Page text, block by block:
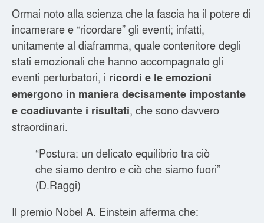
Ormai noto alla scienza che la fascia ha il potere di
incamerare e “ricordare” gli eventi; infatti,
unitamente al diaframma, quale contenitore degli
stati emozionali che hanno accompagnato gli
eventi perturbatori, i ricordi e le emozioni
emergono in maniera decisamente impostante
e coadiuvante i risultati, che sono davvero
straordinari.
“Postura: un delicato equilibrio tra ciò
che siamo dentro e ciò che siamo fuori”
(D.Raggi)
Il premio Nobel A. Einstein afferma che: